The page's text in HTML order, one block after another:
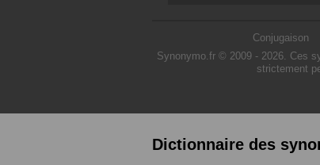
Conjugaison
Synonymo.fr © 2009 - 2026. Ces
strictement
Dictionnaire des